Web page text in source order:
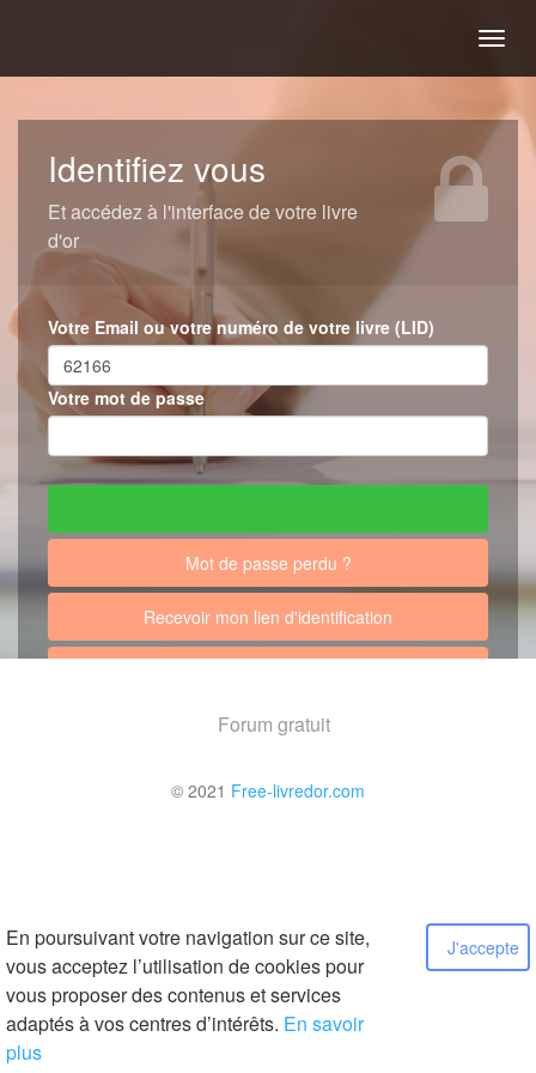
En poursuivant votre navigation sur ce site,
vous acceptez l’utilisation de cookies pour
vous proposer des contenus et services
adaptés à vos centres d’intérêts. En savoir
plus
J'accepte
Identifiez vous
Et accédez à l'interface de votre livre
d'or
Votre Email ou votre numéro de votre livre (LID)
Votre mot de passe
Mot de passe perdu ?
Recevoir mon lien d'identification
Forum gratuit
© 2021 Free-livredor.com